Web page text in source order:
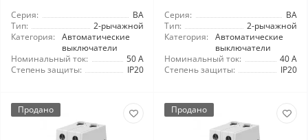
Серия:
ВА
Тип:
2-рычажной
Категория:
Автоматические
выключатели
Номинальный ток:
50 А
Степень защиты:
IP20
Серия:
ВА
Тип:
2-рычажной
Категория:
Автоматические
выключатели
Номинальный ток:
40 А
Степень защиты:
IP20
Продано Продано